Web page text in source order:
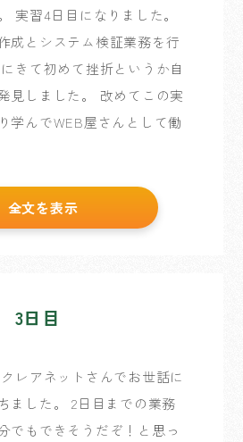
実習4日目になりました。
成とシステム検証業務を行
きて初めて挫折というか自
見しました。 改めてこの実
学んでWEB屋さんとして働
全文を表示
3日目
レアネットさんでお世話に
ました。 2日目までの業務
でもできそうだぞ！と思っ